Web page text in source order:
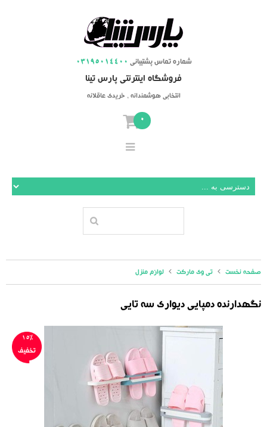
03195014400 شماره تماس پشتیبانی
فروشگاه اینترنتی پارس تینا
انتخابی هوشمندانه ، خریدی عاقلانه
0
صفحه نخست تی وی مارکت لوازم منزل
نگهدارنده دمپایی دیواری سه تایی
15%
تخفیف